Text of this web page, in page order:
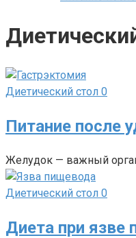
Диетический стол 0
Питание после
Желудок — важный
Диетический стол 0
Диета при язве